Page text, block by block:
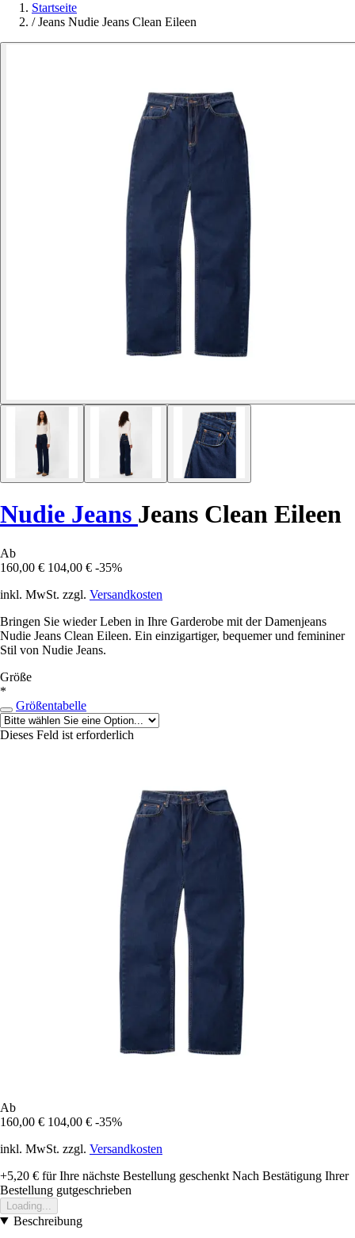
Startseite
/ Jeans Nudie Jeans Clean Eileen
Nudie Jeans Jeans Clean Eileen
Ab
160,00 € 104,00 € -35%
inkl. MwSt. zzgl. Versandkosten
Bringen Sie wieder Leben in Ihre Garderobe mit der Damenjeans
Nudie Jeans Clean Eileen. Ein einzigartiger, bequemer und femininer
Stil von Nudie Jeans.
Größe
*
Größentabelle
Dieses Feld ist erforderlich
Ab
160,00 € 104,00 € -35%
inkl. MwSt. zzgl. Versandkosten
+5,20 € für Ihre nächste Bestellung geschenkt Nach Bestätigung Ihrer
Bestellung gutgeschrieben
Loading...
Beschreibung